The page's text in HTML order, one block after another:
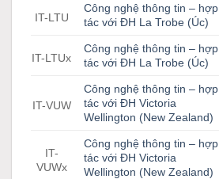
IT-LTU
Công nghệ thông tin – hợp
tác với ĐH La Trobe (Úc)
IT-LTUx
Công nghệ thông tin – hợp
tác với ĐH La Trobe (Úc)
IT-VUW
Công nghệ thông tin – hợp
tác với ĐH Victoria
Wellington (New Zealand)
IT-
VUWx
Công nghệ thông tin – hợp
tác với ĐH Victoria
Wellington (New Zealand)